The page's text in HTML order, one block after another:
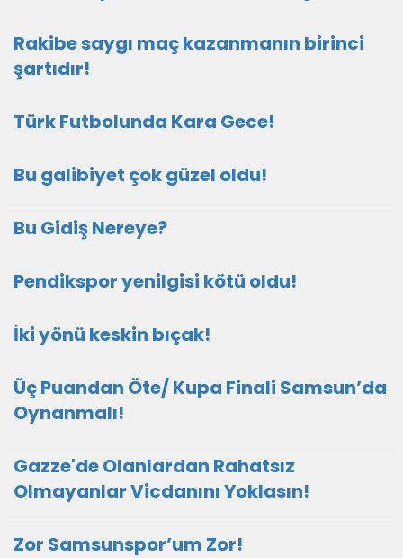
Rakibe saygı maç kazanmanın birinci
şartıdır!
Türk Futbolunda Kara Gece!
Bu galibiyet çok güzel oldu!
Bu Gidiş Nereye?
Pendikspor yenilgisi kötü oldu!
İki yönü keskin bıçak!
Üç Puandan Öte/ Kupa Finali Samsun’da
Oynanmalı!
Gazze'de Olanlardan Rahatsız
Olmayanlar Vicdanını Yoklasın!
Zor Samsunspor’um Zor!